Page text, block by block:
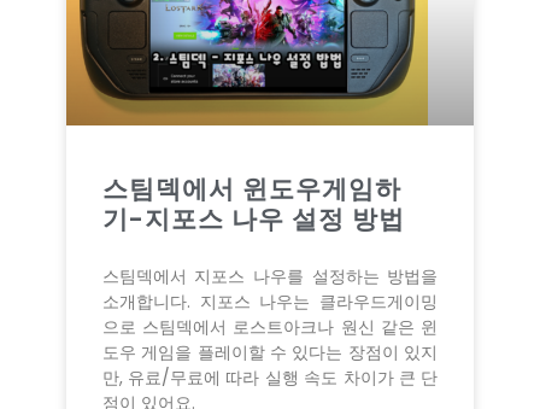
스팀덱에서 윈도우게임하
기-지포스 나우 설정 방법
스팀덱에서 지포스 나우를 설정하는 방법을
소개합니다. 지포스 나우는 클라우드게이밍
으로 스팀덱에서 로스트아크나 원신 같은 윈
도우 게임을 플레이할 수 있다는 장점이 있지
만, 유료/무료에 따라 실행 속도 차이가 큰 단
점이 있어요.